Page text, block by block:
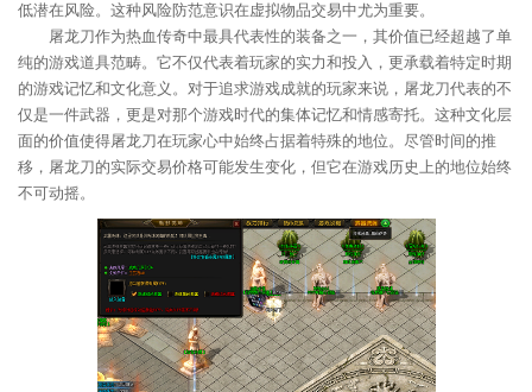
低潜在风险。这种风险防范意识在虚拟物品交易中尤为重要。
屠龙刀作为热血传奇中最具代表性的装备之一，其价值已经超越了单
纯的游戏道具范畴。它不仅代表着玩家的实力和投入，更承载着特定时期
的游戏记忆和文化意义。对于追求游戏成就的玩家来说，屠龙刀代表的不
仅是一件武器，更是对那个游戏时代的集体记忆和情感寄托。这种文化层
面的价值使得屠龙刀在玩家心中始终占据着特殊的地位。尽管时间的推
移，屠龙刀的实际交易价格可能发生变化，但它在游戏历史上的地位始终
不可动摇。